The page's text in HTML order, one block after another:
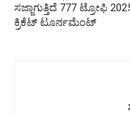
ಸಜ್ಜಾಗುತ್ತಿದೆ 777 ಟ್ರೋಫಿ
ಕ್ರಿಕೆಟ್ ಟೂರ್ನಮೆಂಟ್